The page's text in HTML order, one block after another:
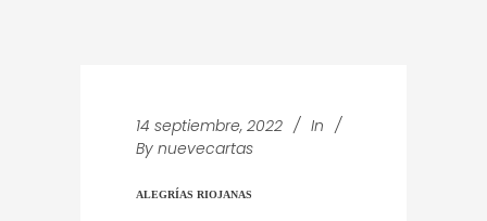
14 septiembre, 2022
In
By nuevecartas
ALEGRÍAS RIOJANAS